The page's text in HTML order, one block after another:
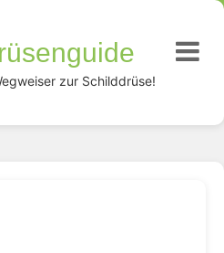
zur Schilddrüse!